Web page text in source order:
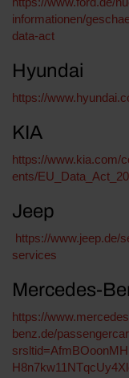
informationen/
data-act
Hyundai
https://
KIA
https://www.kia.com/
ents/
Jeep
https://www.jeep.de/
services
Mercedes-
https://
benz.de/